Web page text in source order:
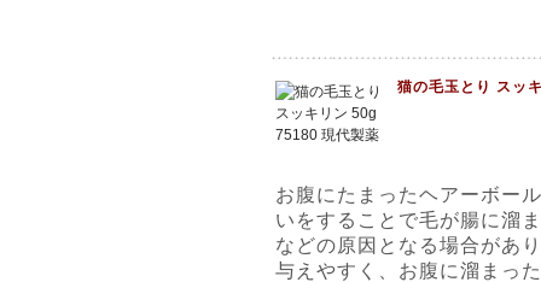
猫の毛玉とり スッ
お腹にたまったヘアーボー
いをすることで毛が腸に溜
などの原因となる場合があ
与えやすく、お腹に溜まっ